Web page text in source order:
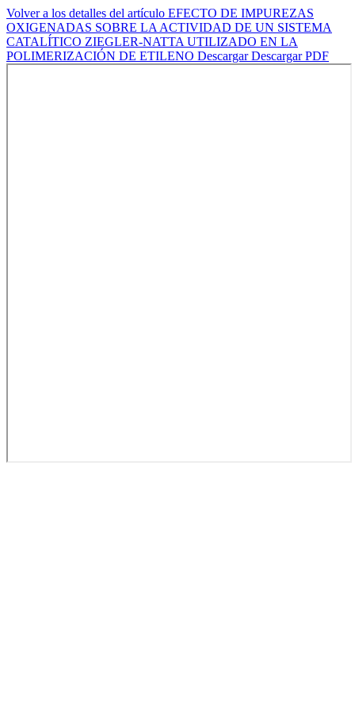
Volver a los detalles del artículo EFECTO DE IMPUREZAS
OXIGENADAS SOBRE LA ACTIVIDAD DE UN SISTEMA
CATALÍTICO ZIEGLER-NATTA UTILIZADO EN LA
POLIMERIZACIÓN DE ETILENO DescargarDescargar PDF